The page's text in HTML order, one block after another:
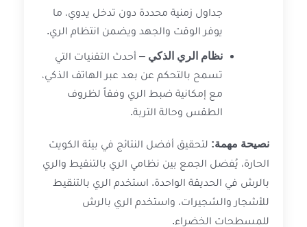
جداول زمنية محددة دون تدخل يدوي، ما
يوفر الوقت والجهد ويضمن انتظام الري.
نظام الري الذكي – أحدث التقنيات التي
تسمح بالتحكم عن بعد عبر الهاتف الذكي،
مع إمكانية ضبط الري وفقاً لظروف
الطقس وحالة التربة.
نصيحة مهمة: لتحقيق أفضل النتائج في بيئة الكويت
الحارة، يُفضل الجمع بين نظامي الري بالتنقيط والري
بالرش في الحديقة الواحدة. استخدم الري بالتنقيط
للأشجار والشجيرات، واستخدم الري بالرش
للمسطحات الخضراء.